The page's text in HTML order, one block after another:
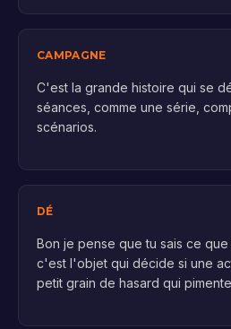
CAMPAGNE
C'est la grande histoire qui se
séances, comme une série,
scénarios.
DÉ
Bon je pense que tu sais ce que
c'est l'objet qui décide si une
petit grain de hasard qui